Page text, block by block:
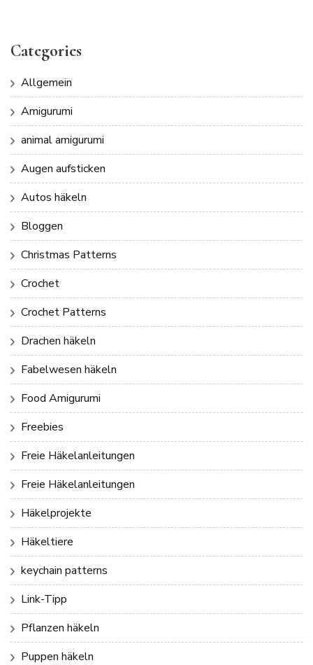
Categories
Allgemein
Amigurumi
animal amigurumi
Augen aufsticken
Autos häkeln
Bloggen
Christmas Patterns
Crochet
Crochet Patterns
Drachen häkeln
Fabelwesen häkeln
Food Amigurumi
Freebies
Freie Häkelanleitungen
Freie Häkelanleitungen
Häkelprojekte
Häkeltiere
keychain patterns
Link-Tipp
Pflanzen häkeln
Puppen häkeln